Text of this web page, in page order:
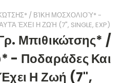
/ ΒΊΚΗ ΜΟΣΧΟΛΙΟΎ* -
ΈΧΕΙ Η ΖΩΉ (7", SINGLE, EXP)
Μπιθικώτσης* /
- Ποδαράδες Και
Η Ζωή (7",